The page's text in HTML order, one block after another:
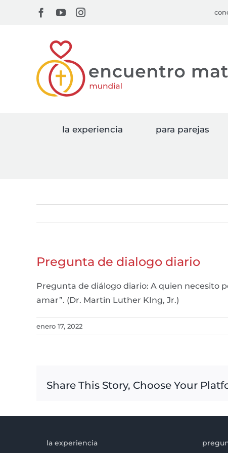
Facebook
YouTubeInstagram
la experiencia para parejas
Pregunta de dialogo diario
Pregunta de diálogo diario: A quien necesito
amar”. (Dr. Martin Luther KIng, Jr.)
enero 17, 2022
Share This Story, Choose Your
la experiencia